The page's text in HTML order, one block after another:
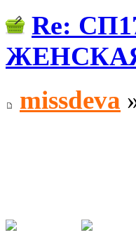
Re:
ЖЕНСКАЯ
missdeva